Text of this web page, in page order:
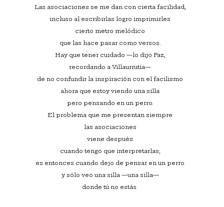
Las asociaciones se me dan con cierta facilidad,
incluso al escribirlas logro imprimirles
cierto metro melódico
que las hace pasar como versos.
Hay que tener cuidado —lo dijo Paz,
recordando a Villaurrutia—
de no confundir la inspiración con el facilismo
ahora que estoy viendo una silla
pero pensando en un perro.
El problema que me presentan siempre
las asociaciones
viene después
cuando tengo que interpretarlas;
es entonces cuando dejo de pensar en un perro
y sólo veo una silla —una silla—
donde tú no estás.